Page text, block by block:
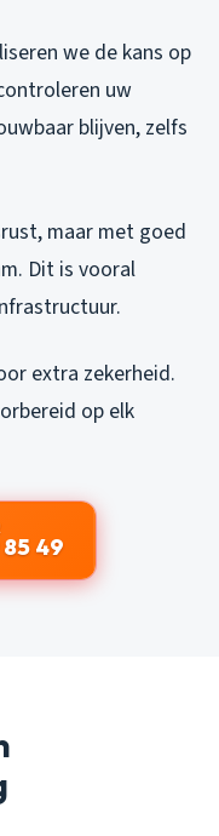
we de kans op
uw
blijven, zelfs
maar met goed
Dit is vooral
extra zekerheid.
op elk
85 49